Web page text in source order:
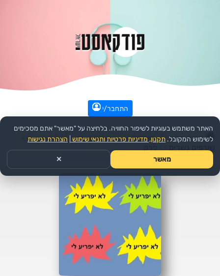
התחבר/י
עמוד הבית >> קומדיה >> ראיונות קומדיה >>הפודקאסט:
האתר משתמש בעוגיות לשיפור החוויה. בלחיצה על "מאשר" אתם מסכימים
לשימוש המקובל. תקנון, מדיניות פרטיות ותנאי שימוש הצהרת נגישות
מאשר ✕